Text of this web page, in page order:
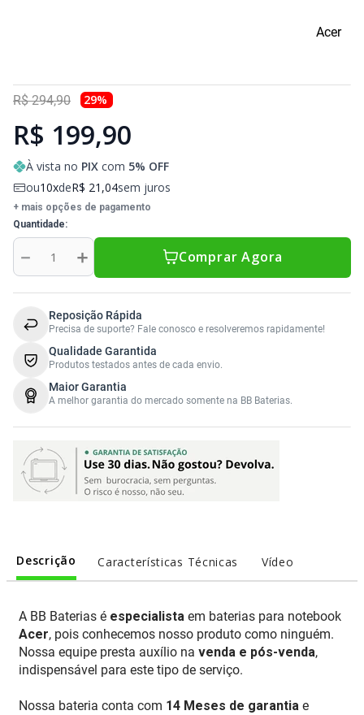
Acer
R$ 294,90 29%
R$ 199,90
À vista no PIX com 5% OFF
ou10 deR$ 21 ,04sem juros
+ mais opções de pagamento
Quantidade
＋
－ Comprar Agora
Reposição Rápida
Precisa de suporte? Fale conosco e resolveremos rapidamente!
Qualidade Garantida
Produtos testados antes de cada envio.
Maior Garantia
A melhor garantia do mercado somente na BB Baterias.
Descrição Características Técnicas Vídeo
A BB Baterias é especialista em baterias para notebook
Acer, pois conhecemos nosso produto como ninguém.
Nossa equipe presta auxílio na venda e pós-venda,
indispensável para este tipo de serviço.
Nossa bateria conta com 14 Meses de garantia e